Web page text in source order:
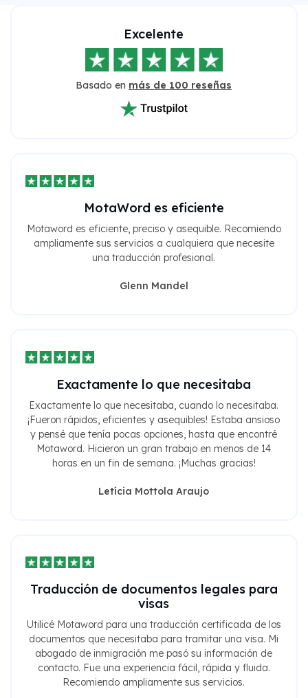
Excelente
Basado en más de 100 reseñas
MotaWord es eficiente
Motaword es eficiente, preciso y asequible. Recomiendo
ampliamente sus servicios a cualquiera que necesite
una traducción profesional.
Glenn Mandel
Exactamente lo que necesitaba
Exactamente lo que necesitaba, cuando lo necesitaba.
¡Fueron rápidos, eficientes y asequibles! Estaba ansioso
y pensé que tenía pocas opciones, hasta que encontré
Motaword. Hicieron un gran trabajo en menos de 14
horas en un fin de semana. ¡Muchas gracias!
Letícia Mottola Araujo
Traducción de documentos legales para
visas
Utilicé Motaword para una traducción certificada de los
documentos que necesitaba para tramitar una visa. Mi
abogado de inmigración me pasó su información de
contacto. Fue una experiencia fácil, rápida y fluida.
Recomiendo ampliamente sus servicios.